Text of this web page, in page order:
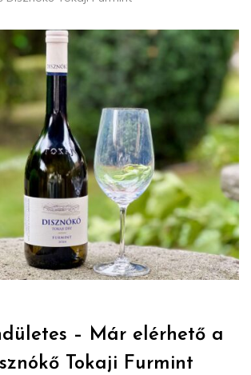
– Már elérhető a
Tokaji Furmint